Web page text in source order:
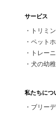
サービス
・ トリミ
・ペット
・ トレー
・犬の幼
私たちにつ
・ ブリー